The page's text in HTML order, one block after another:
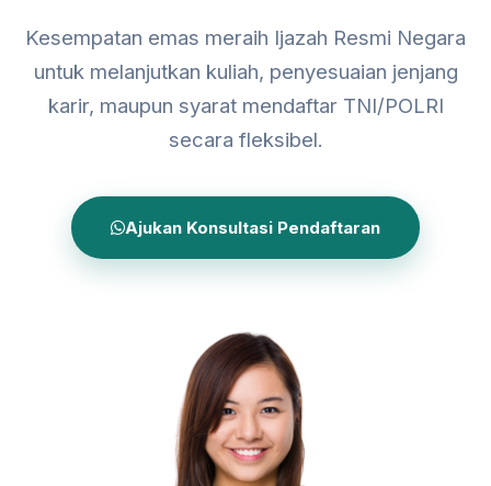
Kesempatan emas meraih Ijazah Resmi Negara
untuk melanjutkan kuliah, penyesuaian jenjang
karir, maupun syarat mendaftar TNI/POLRI
secara fleksibel.
Ajukan Konsultasi Pendaftaran